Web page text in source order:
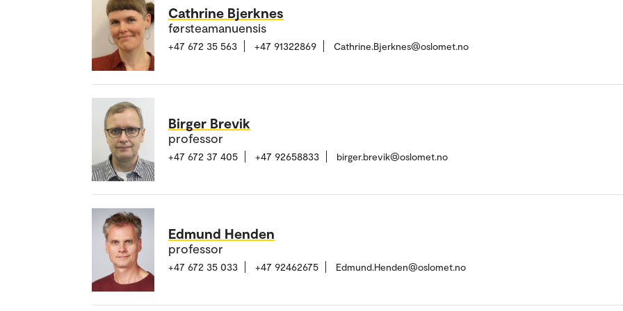
Cathrine Bjerknes
førsteamanuensis
+47 672 35 563 +47 91322869 Cathrine.Bjerknes@oslomet.no
Birger Brevik
professor
+47 672 37 405 +47 92658833 birger.brevik@oslomet.no
Edmund Henden
professor
+47 672 35 033 +47 92462675 Edmund.Henden@oslomet.no